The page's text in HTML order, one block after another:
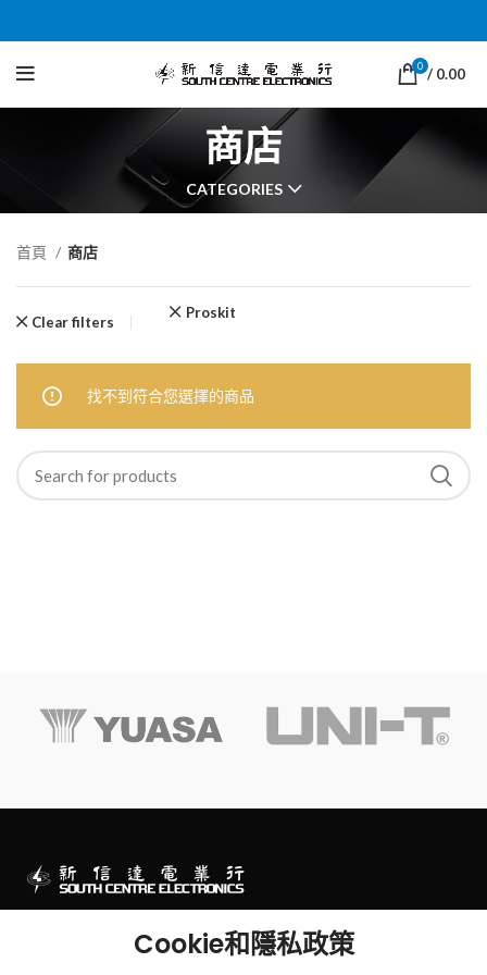
0 / 0.00
商店
CATEGORIES
首頁 商店
Clear filters
Proskit
找不到符合您選擇的商品
澳門一站式電子零件及工程產品專門店
Cookie和隱私政策